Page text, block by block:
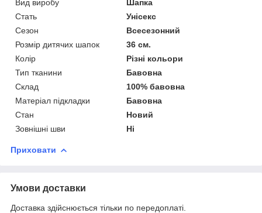
Вид виробу
Шапка
Стать
Унісекс
Сезон
Всесезонний
Розмір дитячих шапок
36 см.
Колір
Різні кольори
Тип тканини
Бавовна
Склад
100% бавовна
Матеріал підкладки
Бавовна
Стан
Новий
Зовнішні шви
Ні
Приховати
Умови доставки
Доставка здійснюється тільки по передоплаті.